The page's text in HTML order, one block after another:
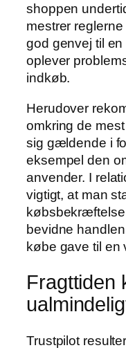
shoppen
mestrer
god genvej til
oplever
indkøb.
Herudover
omkring de
sig gældende i
eksempel den
anvender. I
vigtigt, at man
bevidne
købe gave til en
Fragttiden
Trustpilot